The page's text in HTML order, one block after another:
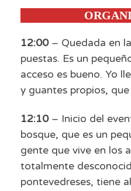
12:00– Quedada en
puestas. Es un
acceso es bueno. Yo
y guantes propios,
12:10– Inicio del
bosque, que es un
gente que vive en los
totalmente
pontevedreses, tiene